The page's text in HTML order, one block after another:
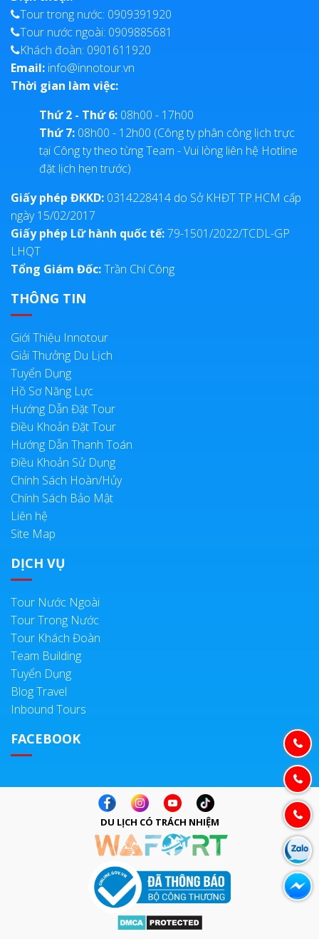
Tour trong nước: 0909391920
Tour nước ngoài: 0909885681
Khách đoàn: 0901611920
Email: info@innotour.vn
Thời gian làm việc:
Thứ 2 - Thứ 6: 08h00 - 17h00
Thứ 7: 08h00 - 12h00 (Công ty phân công lịch trực
tại Công ty theo từng Team - Vui lòng liên hệ Hotline
đặt lịch hẹn trước)
Giấy phép ĐKKD: 0314228414 do Sở KHĐT TP.HCM cấp
ngày 15/02/2017
Giấy phép Lữ hành quốc tế:79-1501/2022/TCDL-GP
LHQT
Tổng Giám Đốc:Trần Chí Công
THÔNG TIN
Giới Thiệu Innotour
Giải Thưởng Du Lịch
Tuyển Dụng
Hồ Sơ Năng Lực
Hướng Dẫn Đặt Tour
Điều Khoản Đặt Tour
Hướng Dẫn Thanh Toán
Điều Khoản Sử Dụng
Chính Sách Hoàn/Hủy
Chính Sách Bảo Mật
Liên hệ
Site Map
DỊCH VỤ
Tour Nước Ngoài
Tour Trong Nước
Tour Khách Đoàn
Team Building
Tuyển Dụng
Blog Travel
Inbound Tours
FACEBOOK
DU LỊCH CÓ TRÁCH NHIỆM